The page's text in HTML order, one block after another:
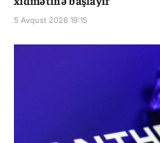
5 Avqust 2026 19:15